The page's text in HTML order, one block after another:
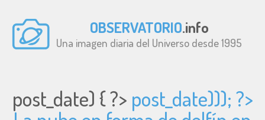
OBSERVATORIO.info
Una imagen diaria del Universo desde 1995
post_date) { ?> post_date))); ?>